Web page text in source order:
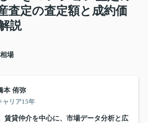
査定の査定額と成約価
説
場
本 侑弥
ャリア15年
賃貸仲介を中心に、市場データ分析と広